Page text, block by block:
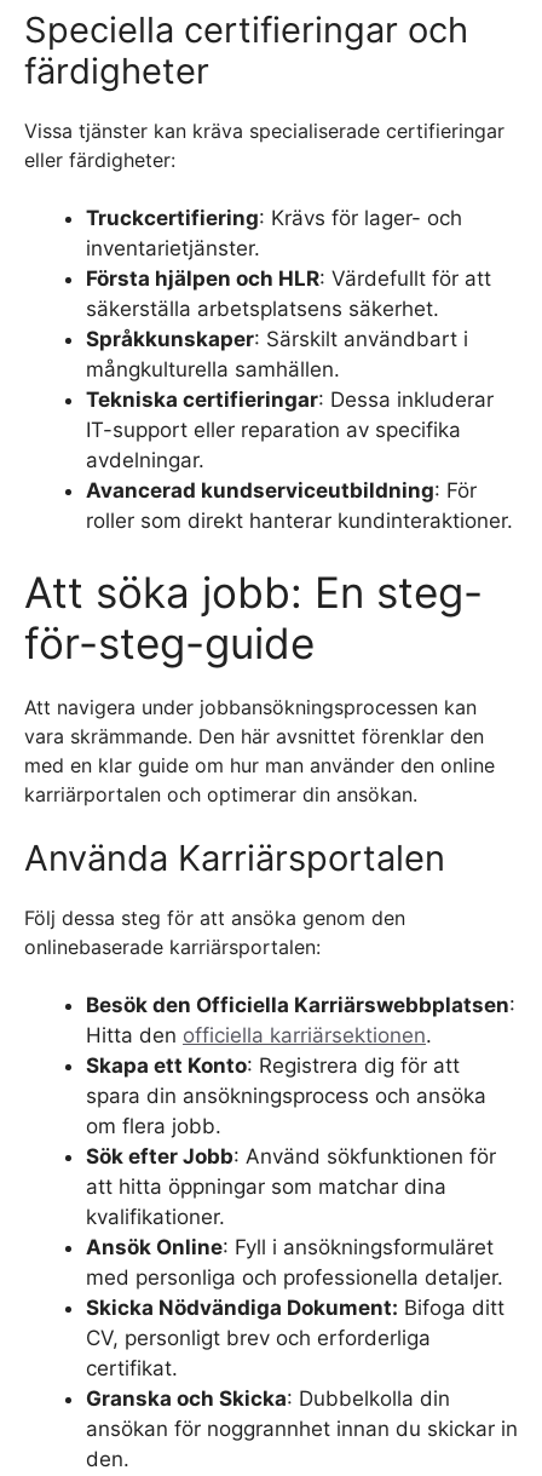
Speciella certifieringar och
färdigheter
Vissa tjänster kan kräva specialiserade certifieringar
eller färdigheter:
Truckcertifiering: Krävs för lager- och
inventarietjänster.
Första hjälpen och HLR: Värdefullt för att
säkerställa arbetsplatsens säkerhet.
Språkkunskaper: Särskilt användbart i
mångkulturella samhällen.
Tekniska certifieringar: Dessa inkluderar
IT-support eller reparation av specifika
avdelningar.
Avancerad kundserviceutbildning: För
roller som direkt hanterar kundinteraktioner.
Att söka jobb: En steg-
för-steg-guide
Att navigera under jobbansökningsprocessen kan
vara skrämmande. Den här avsnittet förenklar den
med en klar guide om hur man använder den online
karriärportalen och optimerar din ansökan.
Använda Karriärsportalen
Följ dessa steg för att ansöka genom den
onlinebaserade karriärsportalen:
Besök den Officiella Karriärswebbplatsen:
Hitta den officiella karriärsektionen.
Skapa ett Konto: Registrera dig för att
spara din ansökningsprocess och ansöka
om flera jobb.
Sök efter Jobb: Använd sökfunktionen för
att hitta öppningar som matchar dina
kvalifikationer.
Ansök Online: Fyll i ansökningsformuläret
med personliga och professionella detaljer.
Skicka Nödvändiga Dokument: Bifoga ditt
CV, personligt brev och erforderliga
certifikat.
Granska och Skicka: Dubbelkolla din
ansökan för noggrannhet innan du skickar in
den.